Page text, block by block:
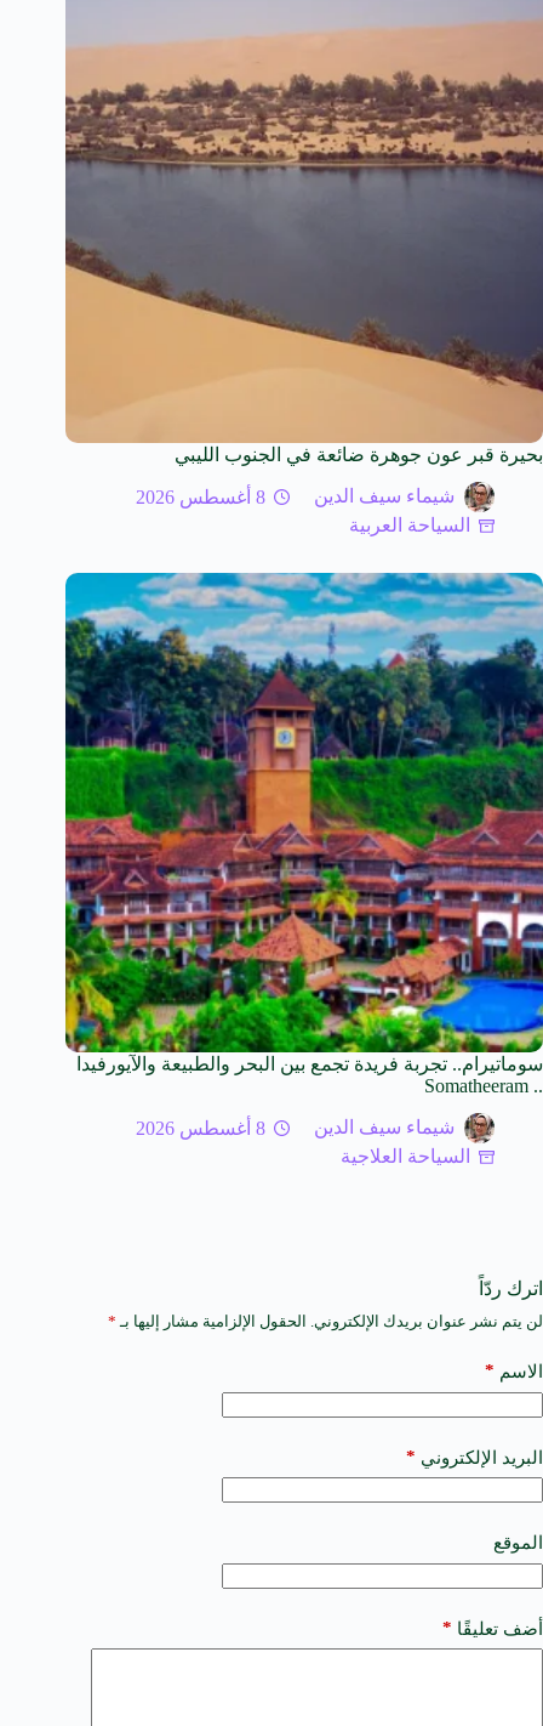
بحيرة قبر عون جوهرة ضائعة في الجنوب الليبي
شيماء سيف الدين
8 أغسطس 2026
السياحة العربية
سوماتيرام.. تجربة فريدة تجمع بين البحر والطبيعة والآيورفيدا
.. Somatheeram
شيماء سيف الدين
8 أغسطس 2026
السياحة العلاجية
اترك ردّاً
لن يتم نشر عنوان بريدك الإلكتروني. الحقول الإلزامية مشار إليها بـ *
الاسم *
البريد الإلكتروني *
الموقع
أضف تعليقًا *
A
t
e
a
t
i
e
: